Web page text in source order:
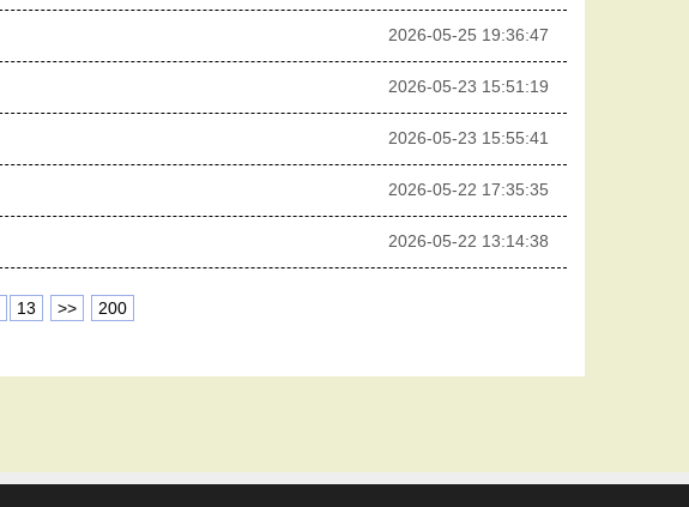
2026-05-25 19:36:47
2026-05-23 15:51:19
2026-05-23 15:55:41
2026-05-22 17:35:35
2026-05-22 13:14:38
13 >> 200